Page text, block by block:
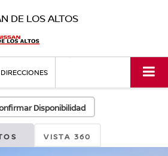
DE LOS ALTOS
DIRECCIONES
Disponibilidad
VISTA 360